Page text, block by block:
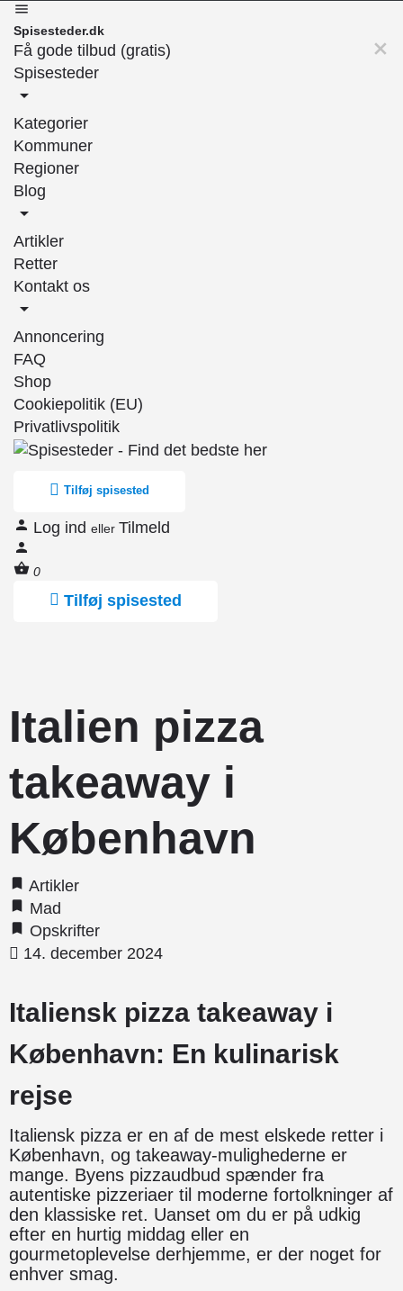
Spisesteder.dk
Få gode tilbud (gratis)
Spisesteder
Kategorier
Kommuner
Regioner
Blog
Artikler
Retter
Kontakt os
Annoncering
FAQ
Shop
Cookiepolitik (EU)
Privatlivspolitik
Tilføj spisested
Log ind eller Tilmeld
0
Tilføj spisested
Italien pizza
takeaway i
København
Artikler
Mad
Opskrifter
14. december 2024
Italiensk pizza takeaway i
København: En kulinarisk
rejse
Italiensk pizza er en af de mest elskede retter i
København, og takeaway-mulighederne er
mange. Byens pizzaudbud spænder fra
autentiske pizzeriaer til moderne fortolkninger af
den klassiske ret. Uanset om du er på udkig
efter en hurtig middag eller en
gourmetoplevelse derhjemme, er der noget for
enhver smag.